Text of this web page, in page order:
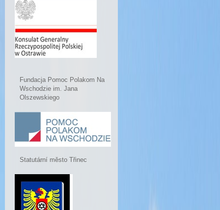
Fundacja Pomoc Polakom Na
Wschodzie im. Jana
Olszewskiego
Statutární město Třinec